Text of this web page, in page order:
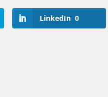
LinkedIn 0